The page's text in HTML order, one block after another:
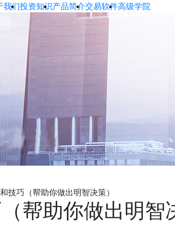
我们投资知识产品简介交易软件高级学院
技巧（帮助你做出明智决策）
帮助你做出明智